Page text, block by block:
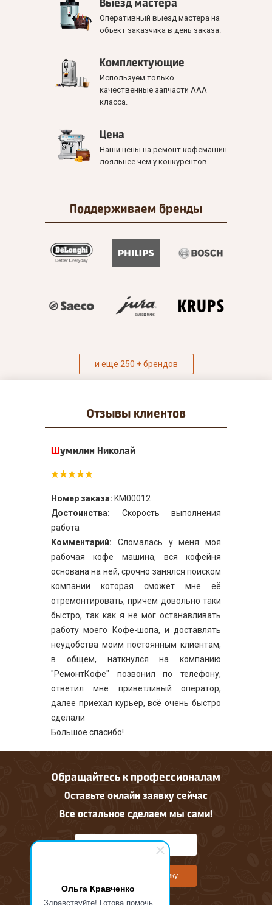
Ольга Кравченко
Здравствуйте! Готова помочь
Оперативный выезд мастера на
объект заказчика в день заказа.
Комплектующие
Используем только
качественные запчасти ААА
класса.
Цена
Наши цены на ремонт кофемашин
лояльнее чем у конкурентов.
Поддерживаем бренды
и еще 250 + брендов
Отзывы клиентов
Шумилин Николай
Номер заказа: KM00012
Достоинства: Скорость выполнения
работа
Комментарий: Сломалась у меня моя
рабочая кофе машина, вся кофейня
основана на ней, срочно занялся поиском
компании которая сможет мне её
отремонтировать, причем довольно таки
быстро, так как я не мог останавливать
работу моего Кофе-шопа, и доставлять
неудобства моим постоянным клиентам,
в общем, наткнулся на компанию
"РемонтКофе" позвонил по телефону,
ответил мне приветливый оператор,
далее приехал курьер, всё очень быстро
сделали
Большое спасибо!
Обращайтесь к профессионалам
Оставьте онлайн заявку сейчас
Все остальное сделаем мы сами!
Оставить онлайн заявку